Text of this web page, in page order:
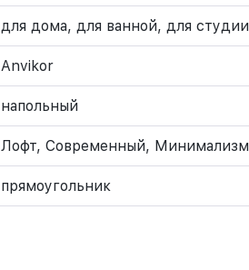
для дома, для ванной, для студии
Anvikor
напольный
Лофт, Современный, Минимализм
прямоугольник